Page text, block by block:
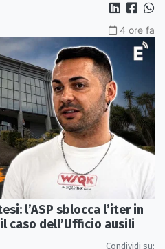
4 ore fa
l’ASP sblocca l’iter in
caso dell’Ufficio ausili
Condividi su: